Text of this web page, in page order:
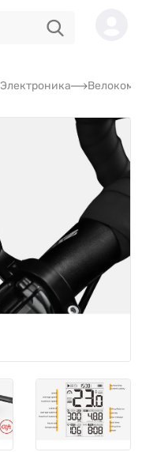
Электроника